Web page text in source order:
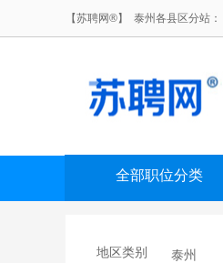
【苏聘网®】 泰州各县区分站：
全部职位分类
地区类别 泰州